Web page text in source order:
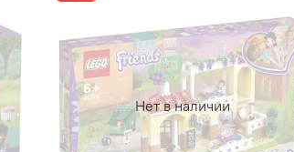
Нет в наличии